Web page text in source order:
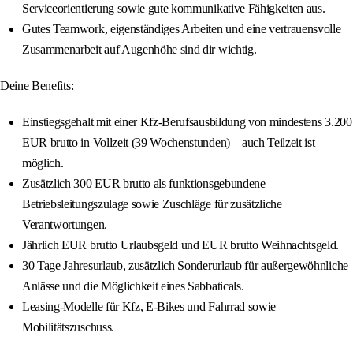
Serviceorientierung sowie gute kommunikative Fähigkeiten aus.
Gutes Teamwork, eigenständiges Arbeiten und eine vertrauensvolle
Zusammenarbeit auf Augenhöhe sind dir wichtig.
Deine Benefits:
Einstiegsgehalt mit einer Kfz-Berufsausbildung von mindestens 3.200
EUR brutto in Vollzeit (39 Wochenstunden) – auch Teilzeit ist
möglich.
Zusätzlich 300 EUR brutto als funktionsgebundene
Betriebsleitungszulage sowie Zuschläge für zusätzliche
Verantwortungen.
Jährlich EUR brutto Urlaubsgeld und EUR brutto Weihnachtsgeld.
30 Tage Jahresurlaub, zusätzlich Sonderurlaub für außergewöhnliche
Anlässe und die Möglichkeit eines Sabbaticals.
Leasing-Modelle für Kfz, E-Bikes und Fahrrad sowie
Mobilitätszuschuss.